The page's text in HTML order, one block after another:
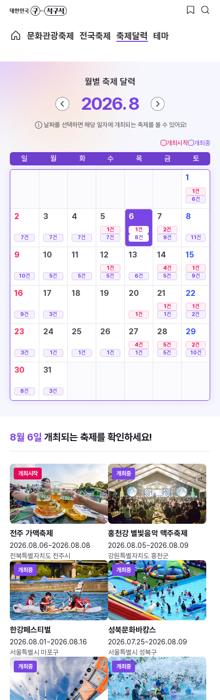
문화관광축제 전국축제 축제달력 테마
월별 축제 달력
2026. 8
날짜를 선택하면 해당 일자에 개최되는 축제를 볼 수 있어요!
개최시작 개최중
일 월 화 수 목 금 토
1
1건
6건
2
7건
3
7건
4
7건
5
1건
7건
6
1건
8건
7
2건
9건
8
11건
9
10건
10
5건
11
5건
12
1건
5건
13
6건
14
4건
5건
15
1건
9건
16
9건
17
3건
18 19 20
1건
21
1건
1건
22
1건
2건
23
3건
24
1건
25
1건
26
1건
27
4건
1건
28
5건
5건
29
2건
10건
30
8건
31
3건
8월 6일 개최되는 축제를 확인하세요!
개최시작
전주 가맥축제
2026.08.06~2026.08.08
전북특별자치도 전주시
개최중
홍천강 별빛음악 맥주축제
2026.08.05~2026.08.09
강원특별자치도 홍천군
개최중
한강페스티벌
2026.08.01~2026.08.16
서울특별시 마포구
개최중
성북문화바캉스
2026.07.25~2026.08.09
서울특별시 성북구
개최중 개최중